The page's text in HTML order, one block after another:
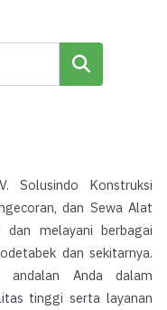
Cari
Solusindo Konstruksi
dan Sewa Alat
melayani berbagai
dan sekitarnya.
Anda dalam
tinggi serta layanan